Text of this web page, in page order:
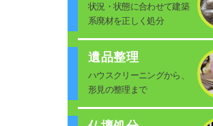
状況・状態に合わせて建築
系廃材を正しく処分
遺品整理
ハウスクリーニングから、
形見の整理まで